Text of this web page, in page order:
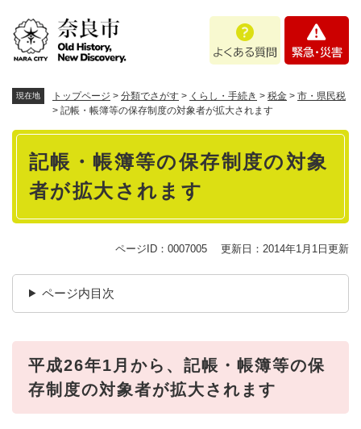
あ
問
・
現在地 トップページ > 分類でさがす > くらし・手続き > 税金 > 市・県民税
> 記帳・帳簿等の保存制度の対象者が拡大されます
本
記帳・帳簿等の保存制度の対象
者が拡大されます
ページID：0007005 更新日：2014年1月1日更新
ページ内目次
平成26年1月から、記帳・帳簿等の保
存制度の対象者が拡大されます